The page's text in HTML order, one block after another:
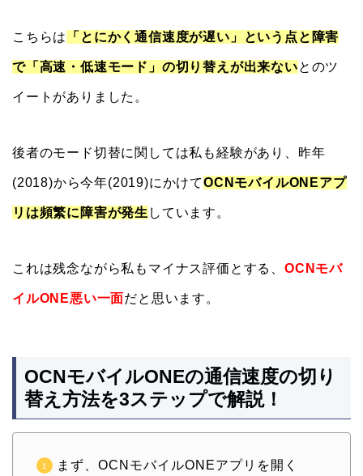
こちらは 「とにかく通信速度が遅い」という点と障害
で「高速・低速モード」の切り替えが出来ないとのツ
イートがありました。
後者のモード切替に関しては私も経験があり、昨年
(2018)から今年(2019)にかけてOCNモバイルONEアプ
リは頻繁に障害が発生 しています。
これは残念ながら私もマイナス評価とする、 OCNモバ
イルONE悪い一面だと思います。
OCNモバイルONEの通信速度の切り
替え方法を3ステップで解説！
まず、OCNモバイルONEアプリを開く